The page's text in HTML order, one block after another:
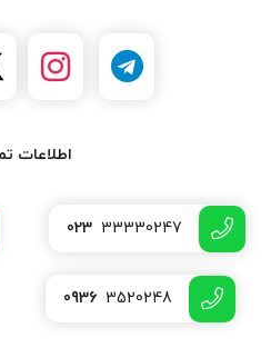
اطلاعات
023 33330247
0936 3520248